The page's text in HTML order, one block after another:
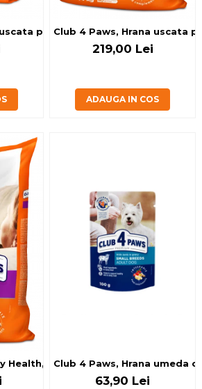
pisici sterilizate, 2kg
Club 4 Paws, Hrana uscata
219,00 Lei
ADAUGA IN COS
Health, Hrana uscata pisici, 14kg
Club 4 Paws, Hrana umeda
63,90 Lei